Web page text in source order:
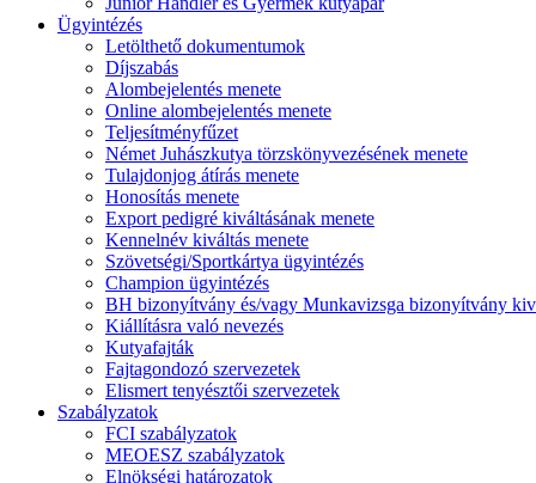
Ügyintézés
Letölthető dokumentumok
Díjszabás
Alombejelentés menete
Online alombejelentés menete
Teljesítményfűzet
Német Juhászkutya törzskönyvezésének menete
Tulajdonjog átírás menete
Honosítás menete
Export pedigré kiváltásának menete
Kennelnév kiváltás menete
Szövetségi/Sportkártya ügyintézés
Champion ügyintézés
BH bizonyítvány és/vagy Munkavizsga bizonyítvány
Kiállításra való nevezés
Kutyafajták
Fajtagondozó szervezetek
Elismert tenyésztői szervezetek
Szabályzatok
FCI szabályzatok
MEOESZ szabályzatok
Elnökségi határozatok